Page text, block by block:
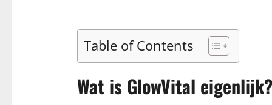
Table of Contents
Wat is GlowVital eigenlijk?